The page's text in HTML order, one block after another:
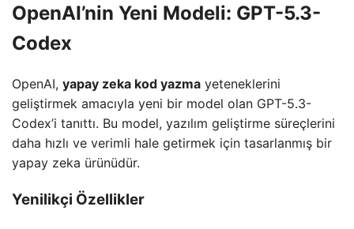
OpenAI’nin Yeni Modeli: GPT-5.3-
Codex
OpenAI, yapay zeka kod yazma yeteneklerini
geliştirmek amacıyla yeni bir model olan GPT-5.3-
Codex’i tanıttı. Bu model, yazılım geliştirme süreçlerini
daha hızlı ve verimli hale getirmek için tasarlanmış bir
yapay zeka ürünüdür.
Yenilikçi Özellikler